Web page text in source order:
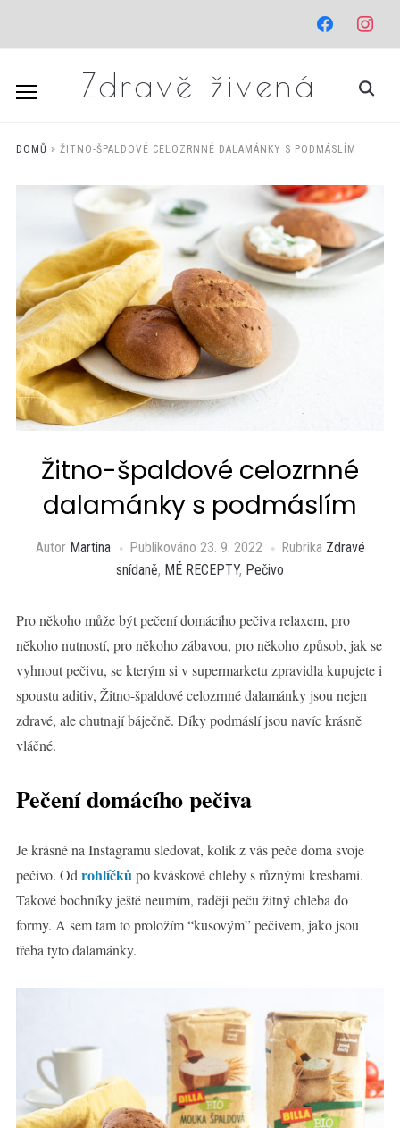
facebook
Zdravě živená
DOMŮ » ŽITNO-ŠPALDOVÉ CELOZRNNÉ DALAMÁNKY S PODMÁSLÍM
Žitno-špaldové celozrnné
dalamánky s podmáslím
Autor Martina Publikováno 23. 9. 2022 Rubrika Zdravé
snídaně, MÉ RECEPTY, Pečivo
Pro někoho může být pečení domácího pečiva relaxem, pro
někoho nutností, pro někoho zábavou, pro někoho způsob, jak se
vyhnout pečivu, se kterým si v supermarketu zpravidla kupujete i
spoustu aditiv, Žitno-špaldové celozrnné dalamánky jsou nejen
zdravé, ale chutnají báječně. Díky podmáslí jsou navíc krásně
vláčné.
Pečení domácího pečiva
Je krásné na Instagramu sledovat, kolik z vás peče doma svoje
pečivo. Od rohlíčkůpo kváskové chleby s různými kresbami.
Takové bochníky ještě neumím, raději peču žitný chleba do
formy. A sem tam to proložím “kusovým” pečivem, jako jsou
třeba tyto dalamánky.